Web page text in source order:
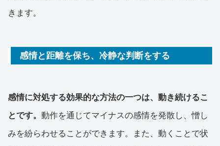
きます。
感情と距離を保ち、冷静な判断をする
感情に対処する効果的な方法の一つは、動き続けるこ
とです。 動作を通じてマイナスの感情を発散し、憎し
みを紛らわせることができます。また、動くことで状